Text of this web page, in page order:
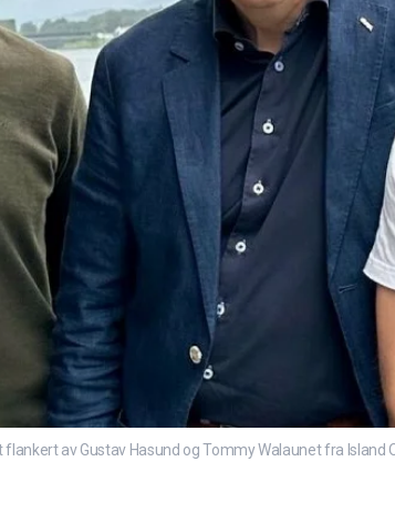
av Gustav Hasund og Tommy Walaunet fra